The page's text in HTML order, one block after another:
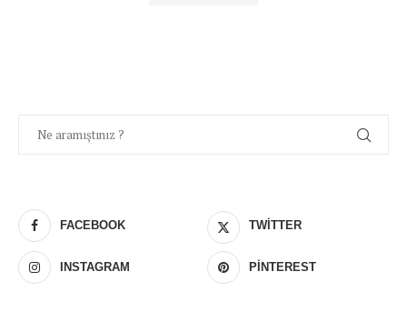
FACEBOOK TWITTER
INSTAGRAM PINTEREST